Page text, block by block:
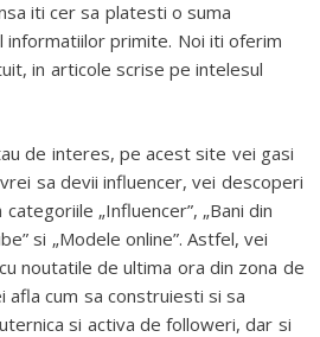
iti cer sa platesti o suma
informatiilor primite. Noi iti oferim
in articole scrise pe intelesul
de interes, pe acest site vei gasi
sa devii influencer, vei descoperi
„Influencer”, „Bani din
si „Modele online”. Astfel, vei
noutatile de ultima ora din zona de
afla cum sa construiesti si sa
si activa de followeri, dar si